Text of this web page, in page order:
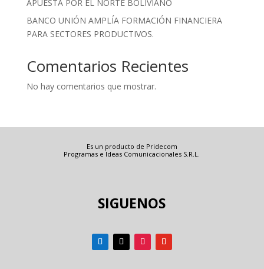
APUESTA POR EL NORTE BOLIVIANO
BANCO UNIÓN AMPLÍA FORMACIÓN FINANCIERA
PARA SECTORES PRODUCTIVOS.
Comentarios Recientes
No hay comentarios que mostrar.
Es un producto de Pridecom
Programas e Ideas Comunicacionales S.R.L.
SIGUENOS